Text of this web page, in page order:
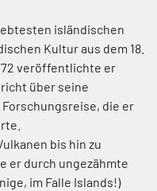
isländischen
Kultur aus dem 18.
veröffentlichte er
über seine
die er
bis hin zu
er durch ungezähmte
im Falle Islands!)